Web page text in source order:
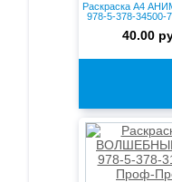
Раскраска А4
978-5-378-
40.00